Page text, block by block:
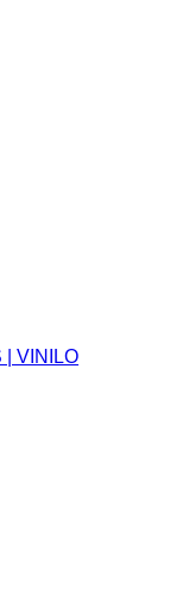
| VINILO